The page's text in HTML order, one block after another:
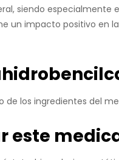
siendo
un impacto positivo en
los ingredientes del
este